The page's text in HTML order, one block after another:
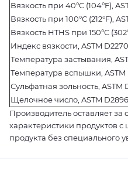
Вязкость при 40°C (104°F),
Вязкость при 100°C (212°F),
Вязкость HTHS при 150°C
Индекс вязкости, ASTM
Температура застывания,
Температура вспышки, ASTM
Сульфатная зольность, ASTM
Щелочное число, ASTM
Производитель оставляет
характеристики продуктов
продукта без специального